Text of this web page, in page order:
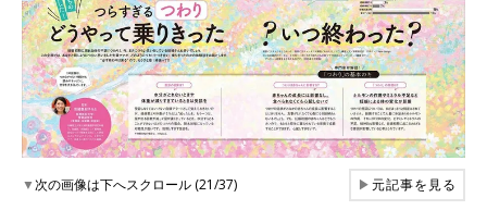
▼次の画像は下へスクロール (21/37) ▶元記事を見る